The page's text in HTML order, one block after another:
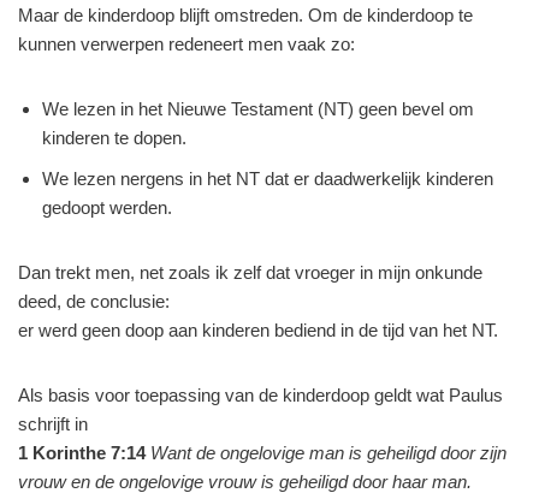
Maar de kinderdoop blijft omstreden. Om de kinderdoop te
kunnen verwerpen redeneert men vaak zo:
We lezen in het Nieuwe Testament (NT) geen bevel om
kinderen te dopen.
We lezen nergens in het NT dat er daadwerkelijk kinderen
gedoopt werden.
Dan trekt men, net zoals ik zelf dat vroeger in mijn onkunde
deed, de conclusie:
er werd geen doop aan kinderen bediend in de tijd van het NT.
Als basis voor toepassing van de kinderdoop geldt wat Paulus
schrijft in
1 Korinthe 7:14Want de ongelovige man is geheiligd door zijn
vrouw en de ongelovige vrouw is geheiligd door haar man.